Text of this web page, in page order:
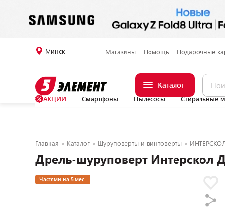
Минск Магазины Помощь Подарочные
Каталог
АКЦИИ Смартфоны Пылесосы Стиральные
Главная Каталог Шуруповерты и винтоверты ИНТЕРСКОЛ
Дрель-шуруповерт Интерскол
Частями на 5 мес.